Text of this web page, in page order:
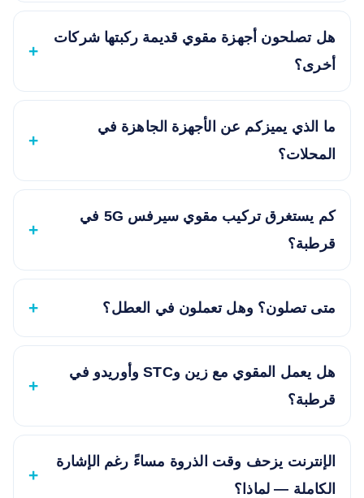
هل تصلحون أجهزة مقوي قديمة ركبتها شركات
أخرى؟
ما الذي يميزكم عن الأجهزة الجاهزة في
المحلات؟
كم يستغرق تركيب مقوي سيرفس 5G في
قرطبة؟
متى تصلون؟ وهل تعملون في العطل؟
هل يعمل المقوي مع زين وSTC وأوريدو في
قرطبة؟
الإنترنت يزحف وقت الذروة مساءً رغم الإشارة
الكاملة — لماذا؟